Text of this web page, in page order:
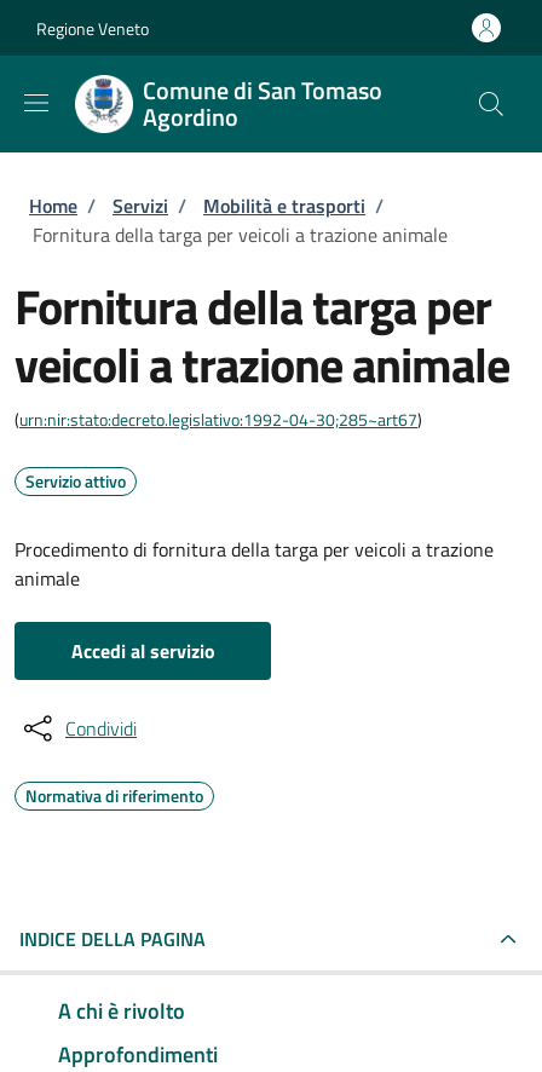
Regione Veneto
Comune di San Tomaso
Agordino
Briciole di pane
Home / Servizi / Mobilità e trasporti /
Fornitura della targa per veicoli a trazione animale
Fornitura della targa per
veicoli a trazione animale
(urn:nir:stato:decreto.legislativo:1992-04-30;285~art67)
Servizio attivo
Procedimento di fornitura della targa per veicoli a trazione
animale
Accedi al servizio
Condividi
Normativa di riferimento
INDICE DELLA PAGINA
A chi è rivolto
Approfondimenti